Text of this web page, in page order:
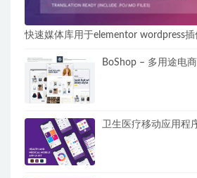
快速媒体库用于elementor wordpress插
BoShop – 多用途电
卫生医疗移动应用程